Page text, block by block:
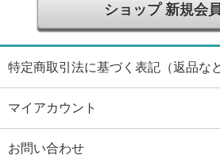
ショップ 新規会
特定商取引法に基づく表記（返品など
マイアカウント
お問い合わせ